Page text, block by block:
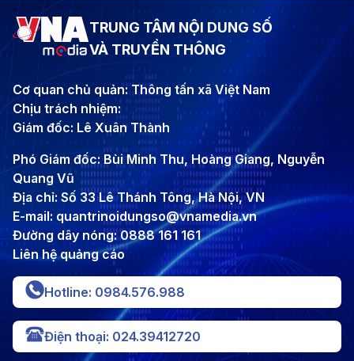
TRUNG TÂM NỘI DUNG SỐ
VÀ TRUYỀN THÔNG
Cơ quan chủ quản: Thông tấn xã Việt Nam
Chịu trách nhiệm:
Giám đốc: Lê Xuân Thành
Phó Giám đốc: Bùi Minh Thu, Hoàng Giang, Nguyễn
Quang Vũ
Địa chỉ: Số 33 Lê Thánh Tông, Hà Nội, VN
E-mail: quantrinoidungso@vnamedia.vn
Đường dây nóng: 0888 161 161
Liên hệ quảng cáo
Hotline: 0984.576.988
Điện thoại: 024.39412720